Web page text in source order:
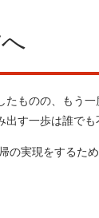
ものの、もう
す一歩は誰でも
の実現をするた